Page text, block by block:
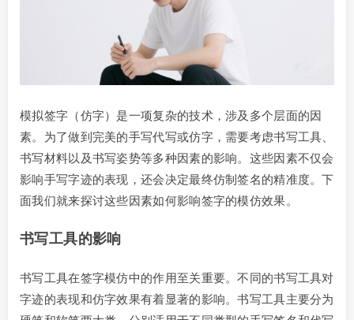
模拟签字（仿字）是一项复杂的技术，涉及多个层面的因
素。为了做到完美的手写代写或仿字，需要考虑书写工具、
书写材料以及书写姿势等多种因素的影响。这些因素不仅会
影响手写字迹的表现，还会决定最终仿制签名的精准度。下
面我们就来探讨这些因素如何影响签字的模仿效果。
书写工具的影响
书写工具在签字模仿中的作用至关重要。不同的书写工具对
字迹的表现和仿字效果有着显著的影响。书写工具主要分为